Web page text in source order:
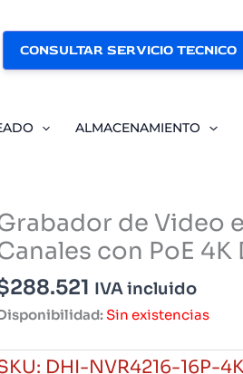
CONSULTAR SERVICIO TECNICO
ALMACENAMIENTO
de Video
con PoE 4K
288.521 IVA incluido
Sin existencias
DHI-NVR4216-16P-